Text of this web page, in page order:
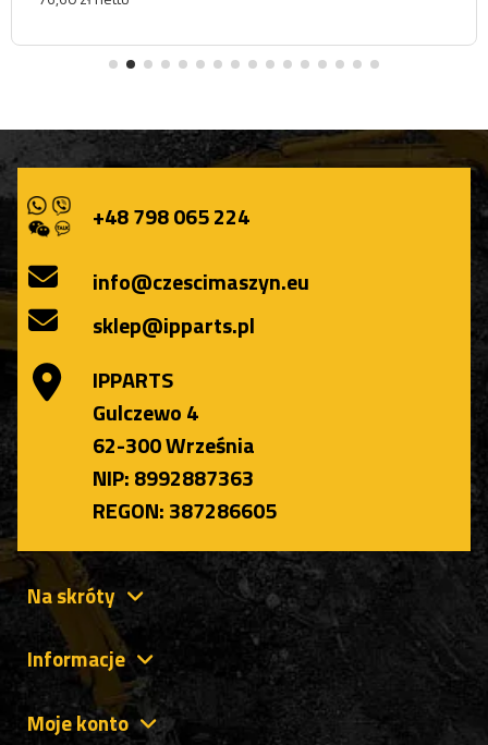
+48 798 065 224
info@czescimaszyn.eu
sklep@ipparts.pl
IPPARTS
Gulczewo 4
62-300 Września
NIP: 8992887363
REGON: 387286605
Na skróty
Informacje
Moje konto